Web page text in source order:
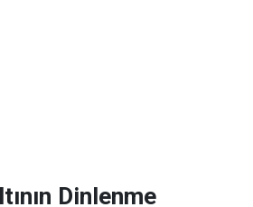
Dinlenme